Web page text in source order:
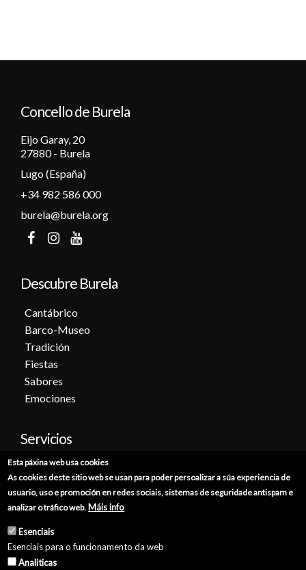
Concello de Burela
Eijo Garay, 20
27880 - Burela
Lugo (España)
+34 982 586 000
burela@burela.org
Descubre Burela
Cantábrico
Barco-Museo
Tradición
Fiestas
Sabores
Emociones
Servicios
Cita previa
Catálogo de trámites
Punto de información catastral
Punto Limpio
Esta páxina web usa cookies
As cookies deste sitio web se usan para poder persoalizar a súa experiencia de
usuario, uso e promoción en redes sociais, sistemas de seguridade antispam e
analizar o tráfico web. Máis info
Esenciais
Esenciais para o funcionamento da web
Analiticas